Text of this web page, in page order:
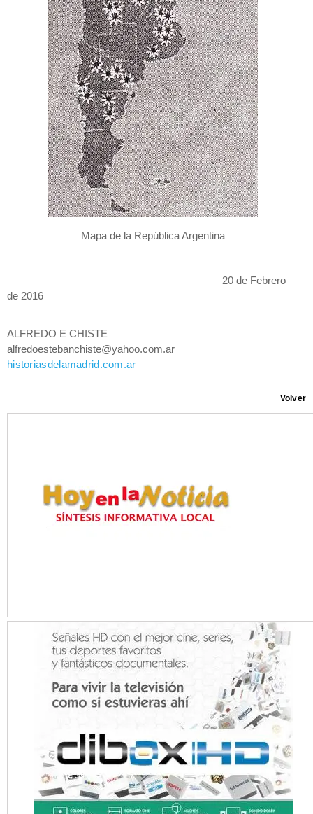
Mapa de la República Argentina
20 de Febrero
de 2016
ALFREDO E CHISTE
alfredoestebanchiste@yahoo.com.ar
historiasdelamadrid.com.ar
Volver